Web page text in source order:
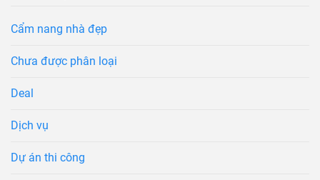
Cẩm nang nhà đẹp
Chưa được phân loại
Deal
Dịch vụ
Dự án thi công